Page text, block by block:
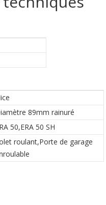
89mm rainuré
50,ERA 50 SH
roulant,Porte de garage